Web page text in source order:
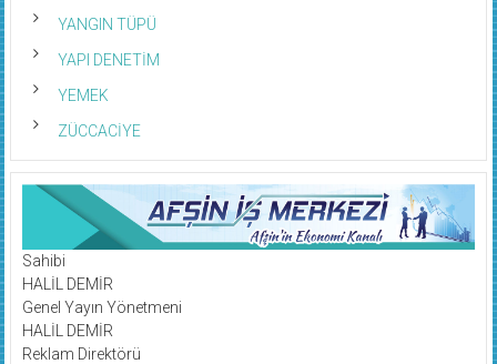
YANGIN TÜPÜ
YAPI DENETİM
YEMEK
ZÜCCACİYE
Sahibi
HALİL DEMİR
Genel Yayın Yönetmeni
HALİL DEMİR
Reklam Direktörü